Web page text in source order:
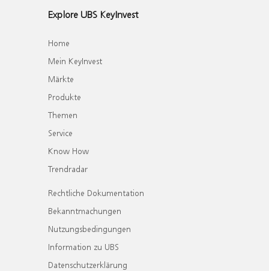
Explore UBS KeyInvest
Home
Mein KeyInvest
Märkte
Produkte
Themen
Service
Know How
Trendradar
Rechtliche Dokumentation
Bekanntmachungen
Nutzungsbedingungen
Information zu UBS
Datenschutzerklärung